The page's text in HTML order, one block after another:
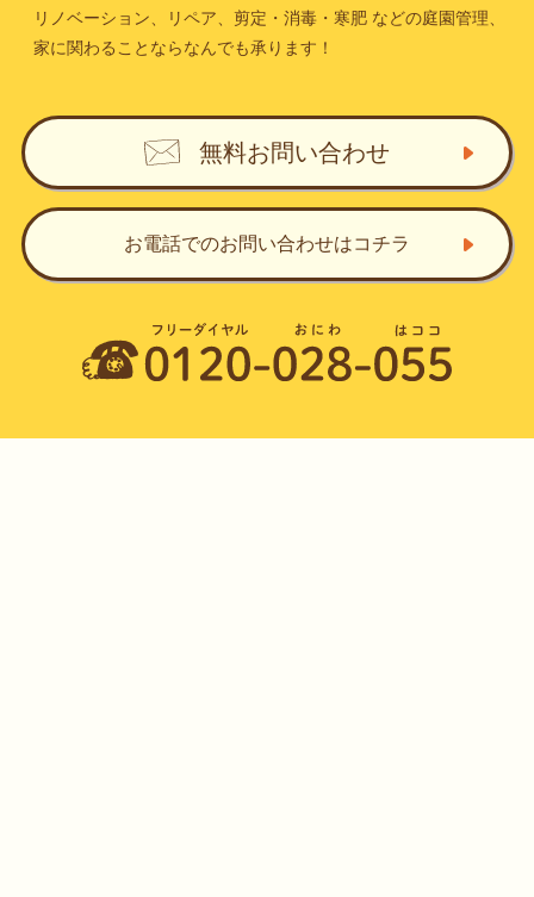
リノベーション、リペア、剪定・消毒・寒肥などの庭園管理、
家に関わることならなんでも承ります！
無料お問い合わせ
お電話でのお問い合わせはコチラ